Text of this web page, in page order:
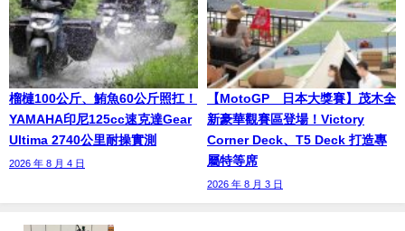
榴槤100公斤、鮪魚60公斤照扛！
YAMAHA印尼125cc速克達Gear
Ultima 2740公里耐操實測
2026 年 8 月 4 日
【MotoGP™日本大獎賽】茂木全
新豪華觀賽區登場！Victory
Corner Deck、T5 Deck 打造專
屬特等席
2026 年 8 月 3 日